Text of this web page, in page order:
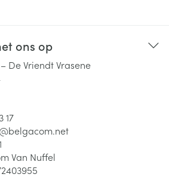
ons op
De Vriendt Vrasene
17
belgacom.net
Van Nuffel